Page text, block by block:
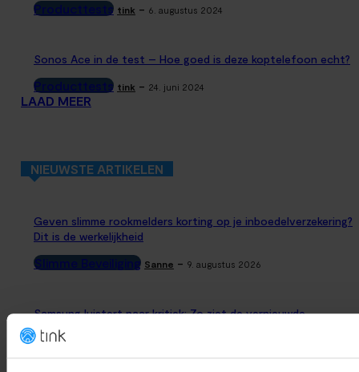
Producttests tink - 6. augustus 2024
Sonos Ace in de test – Hoe goed is deze koptelefoon echt?
Producttests tink - 24. juni 2024
LAAD MEER
NIEUWSTE ARTIKELEN
Geven slimme rookmelders korting op je inboedelverzekering?
Dit is de werkelijkheid
Slimme Beveiliging Sanne - 9. augustus 2026
Samsung luistert naar kritiek: Zo ziet de vernieuwde
SmartThings-app eruit
Smart Home Nieuws Joshua - 8. augustus 2026